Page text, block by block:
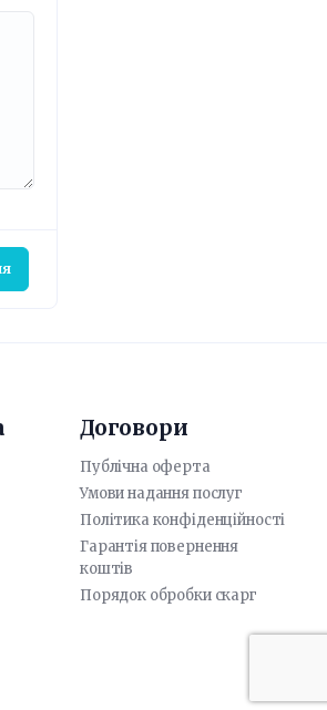
Договори
Публічна оферта
Умови надання послуг
Політика конфіденційності
Гарантія повернення
коштів
Порядок обробки скарг